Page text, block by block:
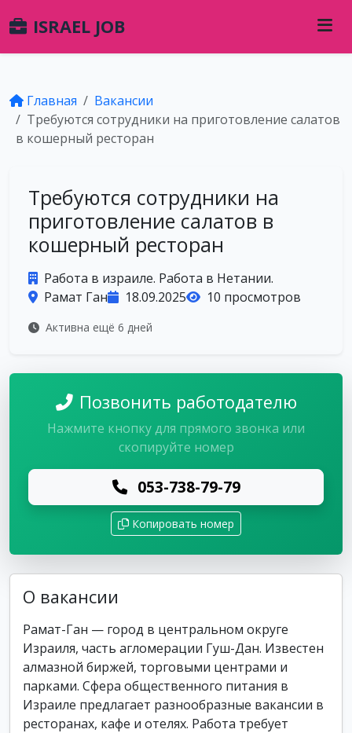
ISRAEL JOB
Главная
Вакансии
Требуются сотрудники на приготовление салатов
в кошерный ресторан
Требуются сотрудники на
приготовление салатов в
кошерный ресторан
Работа в израиле. Работа в Нетании.
Рамат Ган
18.09.2025 10 просмотров
Активна ещё 6 дней
Позвонить работодателю
Нажмите кнопку для прямого звонка или
скопируйте номер
053-738-79-79
Копировать номер
О вакансии
Рамат-Ган — город в центральном округе
Израиля, часть агломерации Гуш-Дан. Известен
алмазной биржей, торговыми центрами и
парками. Сфера общественного питания в
Израиле предлагает разнообразные вакансии в
ресторанах, кафе и отелях. Работа требует